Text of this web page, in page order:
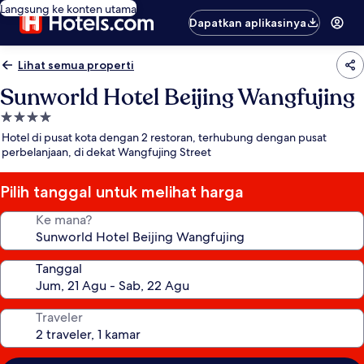
Langsung ke konten utama
Dapatkan aplikasinya
Lihat semua properti
Sunworld Hotel Beijing Wangfujing
Properti
bintang
4.0
Hotel di pusat kota dengan 2 restoran, terhubung dengan pusat
perbelanjaan, di dekat Wangfujing Street
Pilih tanggal untuk melihat harga
Ke mana?
Tanggal
Traveler